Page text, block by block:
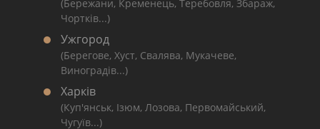
(Бережани, Кременець, Теребовля, Збараж,
Чортків...)
Ужгород
(Берегове, Хуст, Свалява, Мукачеве,
Виноградів...)
Харків
(Куп'янськ, Ізюм, Лозова, Первомайський,
Чугуїв...)